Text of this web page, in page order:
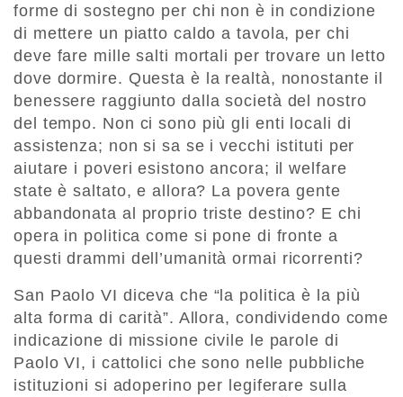
forme di sostegno per chi non è in condizione
di mettere un piatto caldo a tavola, per chi
deve fare mille salti mortali per trovare un letto
dove dormire. Questa è la realtà, nonostante il
benessere raggiunto dalla società del nostro
del tempo. Non ci sono più gli enti locali di
assistenza; non si sa se i vecchi istituti per
aiutare i poveri esistono ancora; il welfare
state è saltato, e allora? La povera gente
abbandonata al proprio triste destino? E chi
opera in politica come si pone di fronte a
questi drammi dell’umanità ormai ricorrenti?
San Paolo VI diceva che “la politica è la più
alta forma di carità”. Allora, condividendo come
indicazione di missione civile le parole di
Paolo VI, i cattolici che sono nelle pubbliche
istituzioni si adoperino per legiferare sulla